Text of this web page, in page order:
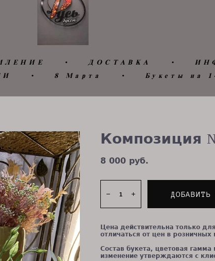
• ДОСТАВКА •
• 8 Марта • Букеты на
Композиция
8 000 pуб.
Цена действительна только
отличаться от цен в розничных
Состав букета, цветовая
изменение утверждаются с